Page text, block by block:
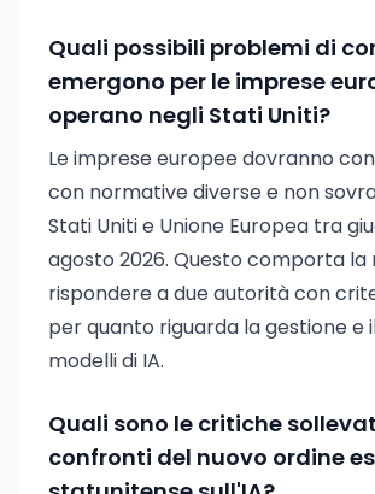
Quali possibili problemi di
emergono per le imprese
operano negli Stati Uniti?
Le imprese europee dovranno
con normative diverse e non
Stati Uniti e Unione Europea tra
agosto 2026. Questo comporta la
rispondere a due autorità con
per quanto riguarda la gestione e
modelli di IA.
Quali sono le critiche
confronti del nuovo ordine